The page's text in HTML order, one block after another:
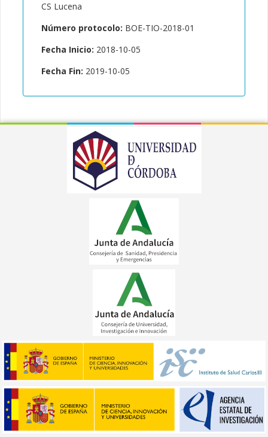
CS Lucena
Número protocolo: BOE-TIO-2018-01
Fecha Inicio: 2018-10-05
Fecha Fin: 2019-10-05